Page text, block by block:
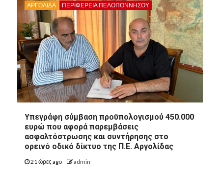
ΑΡΓΟΛΙΔΑ ΠΕΡΙΦΈΡΕΙΑ ΠΕΛΟΠΟΝΝΉΣΟΥ
Υπεγράφη σύμβαση προϋπολογισμού 450.000
ευρώ που αφορά παρεμβάσεις
ασφαλτόστρωσης και συντήρησης στο
ορεινό οδικό δίκτυο της Π.Ε. Αργολίδας
21 ώρες ago admin